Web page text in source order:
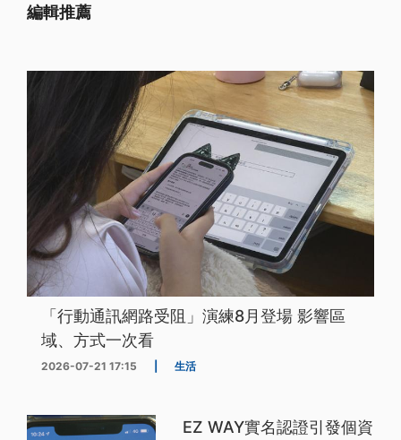
編輯推薦
「行動通訊網路受阻」演練8月登場 影響區
域、方式一次看
2026-07-21 17:15 生活
EZ WAY實名認證引發個資